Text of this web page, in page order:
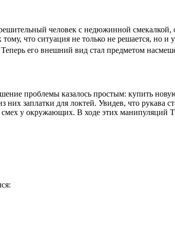
человек с недюжинной смекалкой,
что ситуация не только не решается, но и
его внешний вид стал предметом
проблемы казалось простым: купить
них заплатки для локтей. Увидев, что
у окружающих. В ходе этих манипуляций